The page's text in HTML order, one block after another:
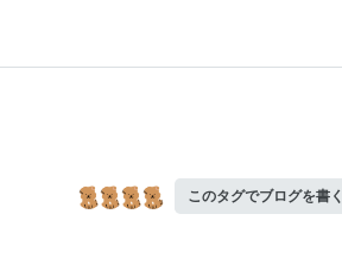
このタグでブログを書く